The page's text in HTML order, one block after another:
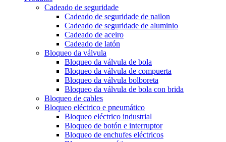
Cadeado de seguridade
Cadeado de seguridade de nailon
Cadeado de seguridade de aluminio
Cadeado de aceiro
Cadeado de latón
Bloqueo da válvula
Bloqueo da válvula de bola
Bloqueo da válvula de compuerta
Bloqueo da válvula bolboreta
Bloqueo da válvula de bola con brida
Bloqueo de cables
Bloqueo eléctrico e pneumático
Bloqueo eléctrico industrial
Bloqueo de botón e interruptor
Bloqueo de enchufes eléctricos